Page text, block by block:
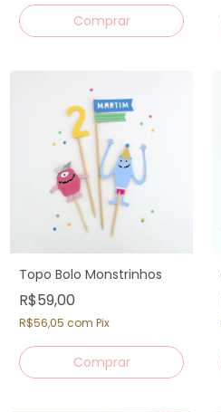
Topo Bolo Monstrinhos
R$59,00
R$56,05 com Pix